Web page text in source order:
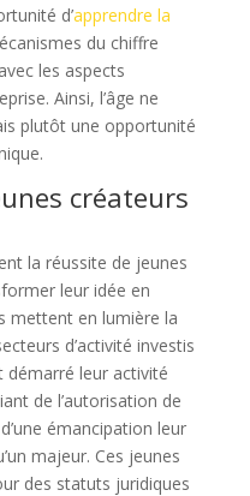
d’apprendre la
du chiffre
les aspects
Ainsi, l’âge ne
plutôt une opportunité
créateurs
la réussite de jeunes
leur idée en
mettent en lumière la
d’activité investis
démarré leur activité
de l’autorisation de
émancipation leur
majeur. Ces jeunes
des statuts juridiques